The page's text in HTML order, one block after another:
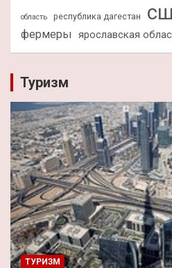
область республика дагестан
фермеры ярославская
Туризм
ТУРИЗМ